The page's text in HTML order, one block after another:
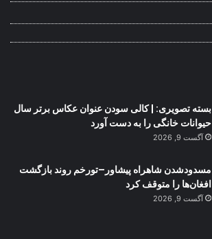
بسته تصویری: | کالی سودن عنوان عکاس برتر سال
حیوانات خانگی را به دست آورد
آگست 9, 2026
مسدودشدن شاهراه پیشاور–تورخم روند بازگشت
افغان‌ها را متوقف کرد
آگست 9, 2026